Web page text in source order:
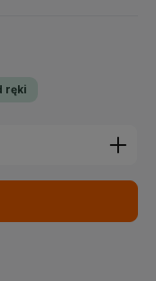
ręki
ilość lub użyj